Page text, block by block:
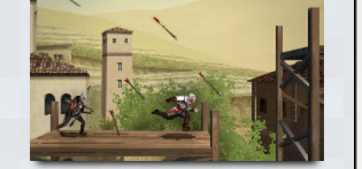
2:Discovery
Produzent
Carver